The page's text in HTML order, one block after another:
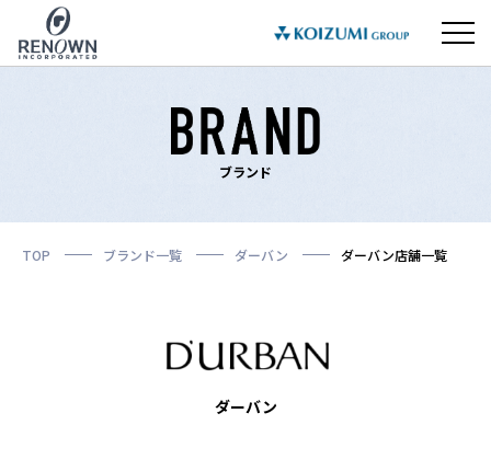
ブランド
TOP ブランド一覧 ダーバン ダーバン店舗一覧
ダーバン